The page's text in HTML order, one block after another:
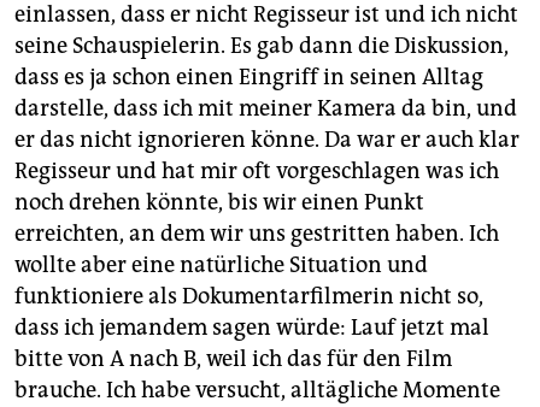
einlassen, dass er nicht Regisseur ist und ich nicht
seine Schauspielerin. Es gab dann die Diskussion,
dass es ja schon einen Eingriff in seinen Alltag
darstelle, dass ich mit meiner Kamera da bin, und
er das nicht ignorieren könne. Da war er auch klar
Regisseur und hat mir oft vorgeschlagen was ich
noch drehen könnte, bis wir einen Punkt
erreichten, an dem wir uns gestritten haben. Ich
wollte aber eine natürliche Situation und
funktioniere als Dokumentarfilmerin nicht so,
dass ich jemandem sagen würde: Lauf jetzt mal
bitte von A nach B, weil ich das für den Film
brauche. Ich habe versucht, alltägliche Momente